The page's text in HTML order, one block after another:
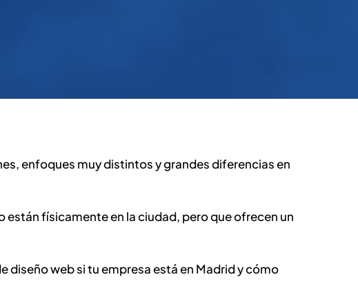
enfoques muy distintos y grandes diferencias en
físicamente en la ciudad, pero que ofrecen un
diseño web si tu empresa está en Madrid y cómo